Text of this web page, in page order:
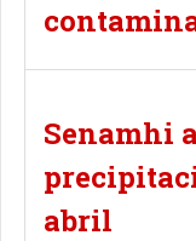
Senamhi
abril